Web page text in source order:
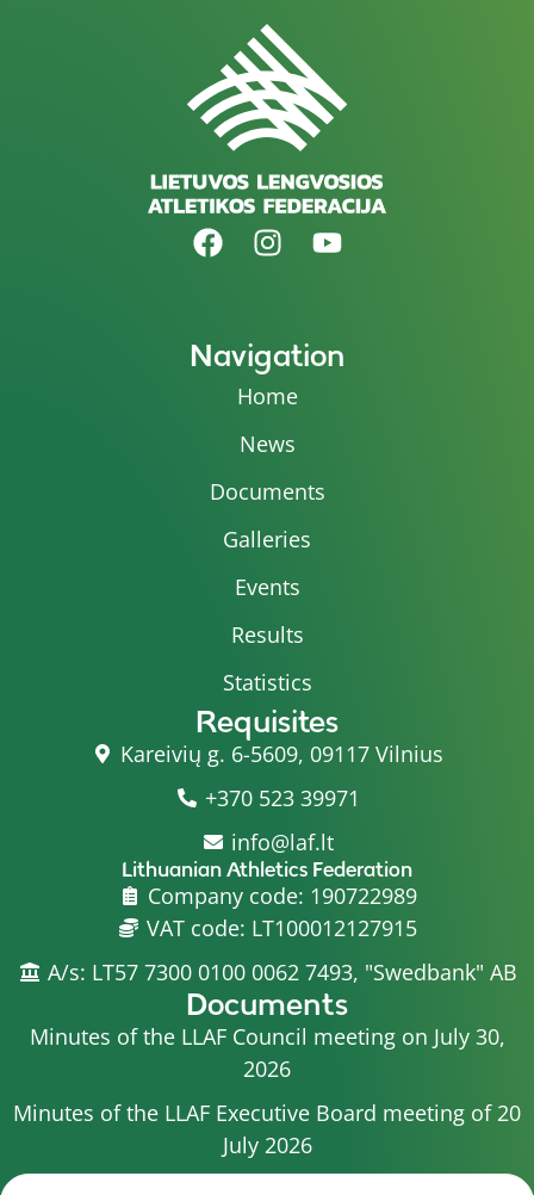
Navigation
Home
News
Documents
Galleries
Events
Results
Statistics
Requisites
Kareivių g. 6-5609, 09117 Vilnius
+370 523 39971
info@laf.lt
Lithuanian Athletics Federation
Company code: 190722989
VAT code: LT100012127915
A/s: LT57 7300 0100 0062 7493, "Swedbank" AB
Documents
Minutes of the LLAF Council meeting on July 30,
2026
Minutes of the LLAF Executive Board meeting of 20
July 2026